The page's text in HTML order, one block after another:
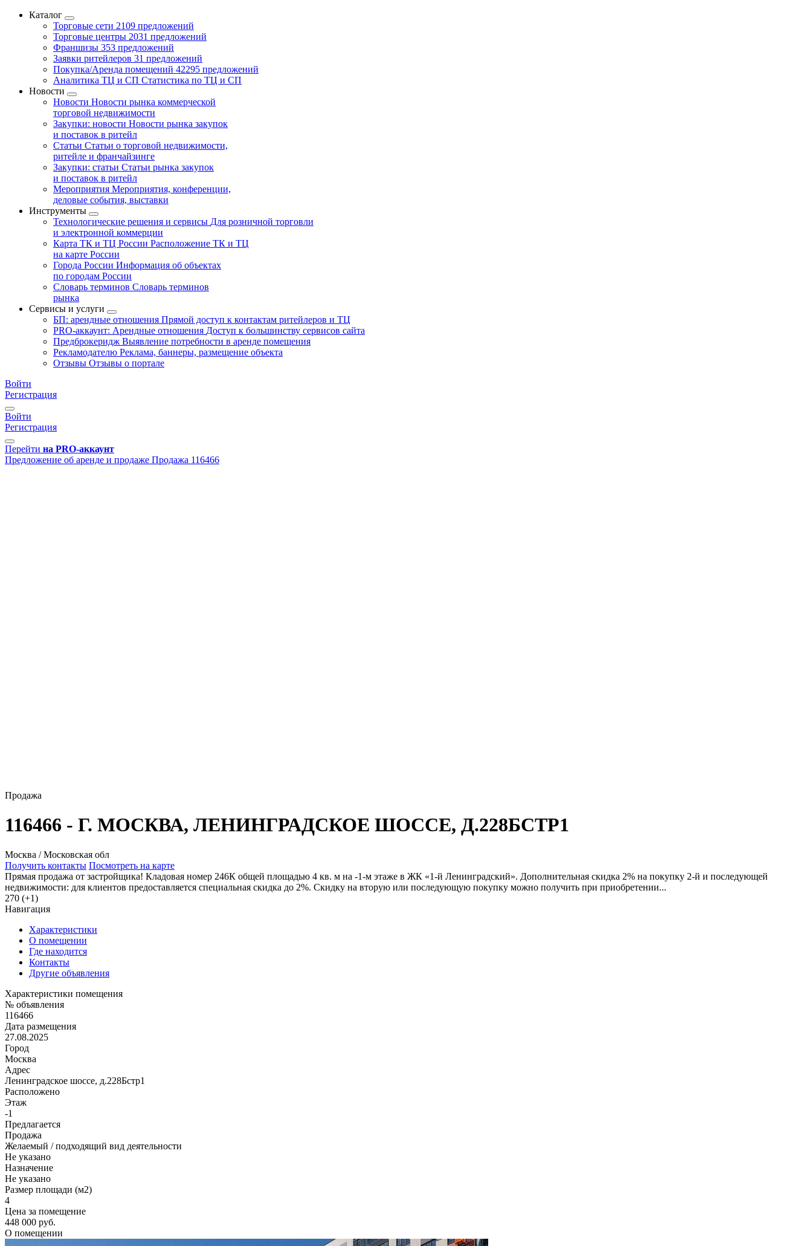
Каталог
Торговые сети 2109 предложений
Торговые центры 2031 предложений
Франшизы 353 предложений
Заявки ритейлеров 31 предложений
Покупка/Аренда помещений 42295 предложений
Аналитика ТЦ и СП Статистика по ТЦ и СП
Новости
Новости Новости рынка коммерческой
торговой недвижимости
Закупки: новости Новости рынка закупок
и поставок в ритейл
Статьи Статьи о торговой недвижимости,
ритейле и франчайзинге
Закупки: статьи Статьи рынка закупок
и поставок в ритейл
Мероприятия Мероприятия, конференции,
деловые события, выставки
Инструменты
Технологические решения и сервисы Для розничной торговли
и электронной коммерции
Карта ТК и ТЦ России Расположение ТК и ТЦ
на карте России
Города России Информация об объектах
по городам России
Словарь терминов Словарь терминов
рынка
Сервисы и услуги
БП: арендные отношения Прямой доступ к контактам ритейлеров и ТЦ
PRO-аккаунт: Арендные отношения Доступ к большинству сервисов сайта
Предброкеридж Выявление потребности в аренде помещения
Рекламодателю Реклама, баннеры, размещение объекта
Отзывы Отзывы о портале
Войти
Регистрация
Войти
Регистрация
Перейти на PRO-аккаунт
Предложение об аренде и продаже Продажа 116466
Продажа
116466 - Г. МОСКВА, ЛЕНИНГРАДСКОЕ ШОССЕ, Д.228БСТР1
Москва / Московская обл
Получить контакты Посмотреть на карте
Прямая продажа от застройщика! Кладовая номер 246К общей площадью 4 кв. м на -1-м этаже в ЖК «1-й Ленинградский». Дополнительная скидка 2% на покупку 2-й и последующей
недвижимости: для клиентов предоставляется специальная скидка до 2%. Скидку на вторую или последующую покупку можно получить при приобретении...
270 (+1)
Навигация
Характеристики
О помещении
Где находится
Контакты
Другие объявления
Характеристики помещения
№ объявления
116466
Дата размещения
27.08.2025
Город
Москва
Адрес
Ленинградское шоссе, д.228Бстр1
Расположено
Этаж
-1
Предлагается
Продажа
Желаемый / подходящий вид деятельности
Не указано
Назначение
Не указано
Размер площади (м2)
4
Цена за помещение
448 000 руб.
О помещении